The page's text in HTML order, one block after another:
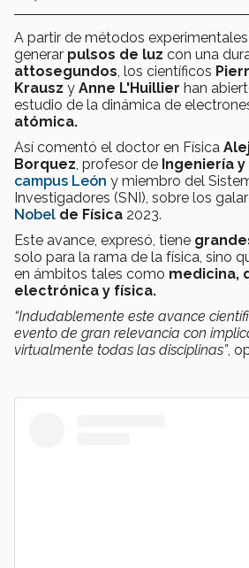
A partir de métodos
generar pulsos de luz con una
attosegundos , los científicos
Krausz y Anne L'Huillier han
estudio de la dinámica de
atómica.
Así comentó el doctor en Física
Borquez , profesor de Ingeniería y
campus León y miembro del
Investigadores (SNI), sobre los
Nobel de Física 2023.
Este avance, expresó, tiene
solo para la rama de la física, sino
en ámbitos tales como medicina,
electrónica y física.
“Indudablemente este avance
evento de gran relevancia con
virtualmente todas las disciplinas”,